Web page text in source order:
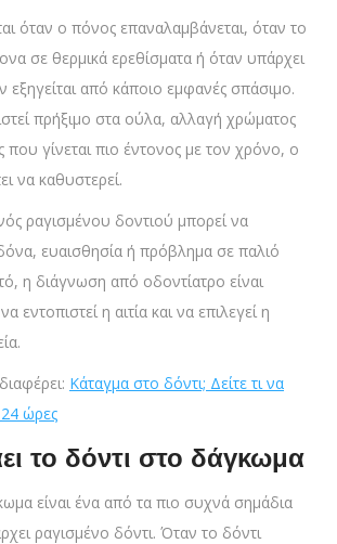
όταν ο πόνος επαναλαμβάνεται, όταν το
σε θερμικά ερεθίσματα ή όταν υπάρχει
από κάποιο εμφανές σπάσιμο.
πρήξιμο στα ούλα, αλλαγή χρώματος
που γίνεται πιο έντονος με τον χρόνο, ο
να καθυστερεί.
ραγισμένου δοντιού μπορεί να
ευαισθησία ή πρόβλημα σε παλιό
η διάγνωση από οδοντίατρο είναι
εντοπιστεί η αιτία και να επιλεγεί η
Κάταγμα στο δόντι; Δείτε τι να
24 ώρες
το δόντι στο δάγκωμα
είναι ένα από τα πιο συχνά σημάδια
ραγισμένο δόντι. Όταν το δόντι